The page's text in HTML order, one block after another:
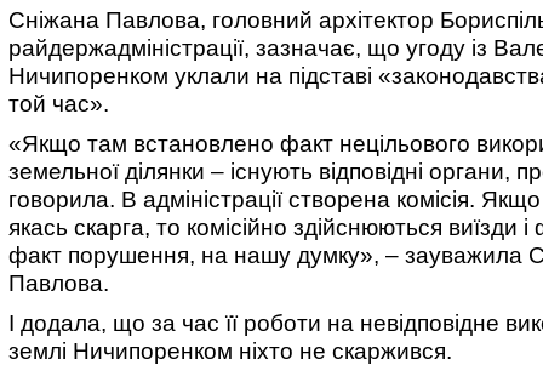
Сніжана Павлова, головний архітектор
райдержадміністрації, зазначає, що угоду із
Ничипоренком уклали на підставі
той час».
«Якщо там встановлено факт нецільового
земельної ділянки – існують відповідні органи,
говорила. В адміністрації створена комісія.
якась скарга, то комісійно здійснюються виїзди і
факт порушення, на нашу думку», – зауважила
Павлова.
І додала, що за час її роботи на невідповідне
землі Ничипоренком ніхто не скаржився.